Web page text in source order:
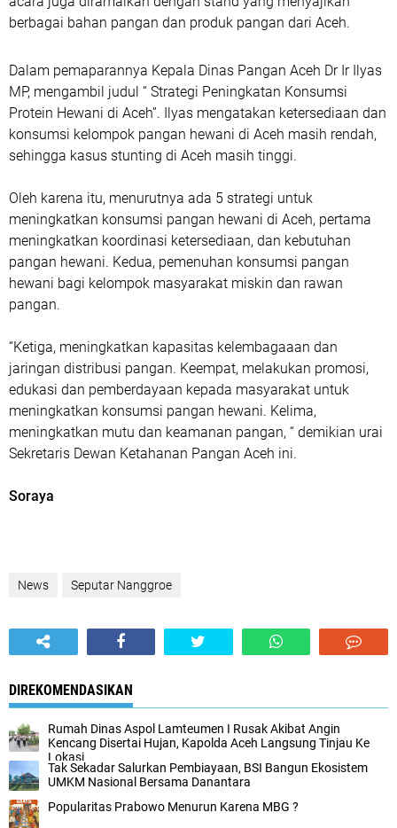
berbagai bahan pangan dan produk pangan dari Aceh.
Dalam pemaparannya Kepala Dinas Pangan Aceh Dr Ir Ilyas
MP, mengambil judul “ Strategi Peningkatan Konsumsi
Protein Hewani di Aceh”. Ilyas mengatakan ketersediaan dan
konsumsi kelompok pangan hewani di Aceh masih rendah,
sehingga kasus stunting di Aceh masih tinggi.
Oleh karena itu, menurutnya ada 5 strategi untuk
meningkatkan konsumsi pangan hewani di Aceh, pertama
meningkatkan koordinasi ketersediaan, dan kebutuhan
pangan hewani. Kedua, pemenuhan konsumsi pangan
hewani bagi kelompok masyarakat miskin dan rawan
pangan.
“Ketiga, meningkatkan kapasitas kelembagaaan dan
jaringan distribusi pangan. Keempat, melakukan promosi,
edukasi dan pemberdayaan kepada masyarakat untuk
meningkatkan konsumsi pangan hewani. Kelima,
meningkatkan mutu dan keamanan pangan, “ demikian urai
Sekretaris Dewan Ketahanan Pangan Aceh ini.
Soraya
News Seputar Nanggroe
DIREKOMENDASIKAN
Rumah Dinas Aspol Lamteumen I Rusak Akibat Angin
Kencang Disertai Hujan, Kapolda Aceh Langsung Tinjau Ke
Lokasi
Tak Sekadar Salurkan Pembiayaan, BSI Bangun Ekosistem
UMKM Nasional Bersama Danantara
Popularitas Prabowo Menurun Karena MBG ?